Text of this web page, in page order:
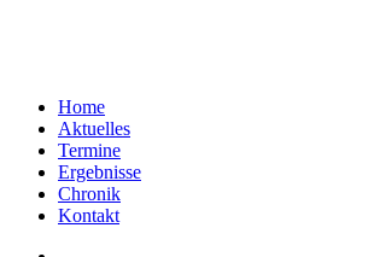
Home
Aktuelles
Termine
Ergebnisse
Chronik
Kontakt